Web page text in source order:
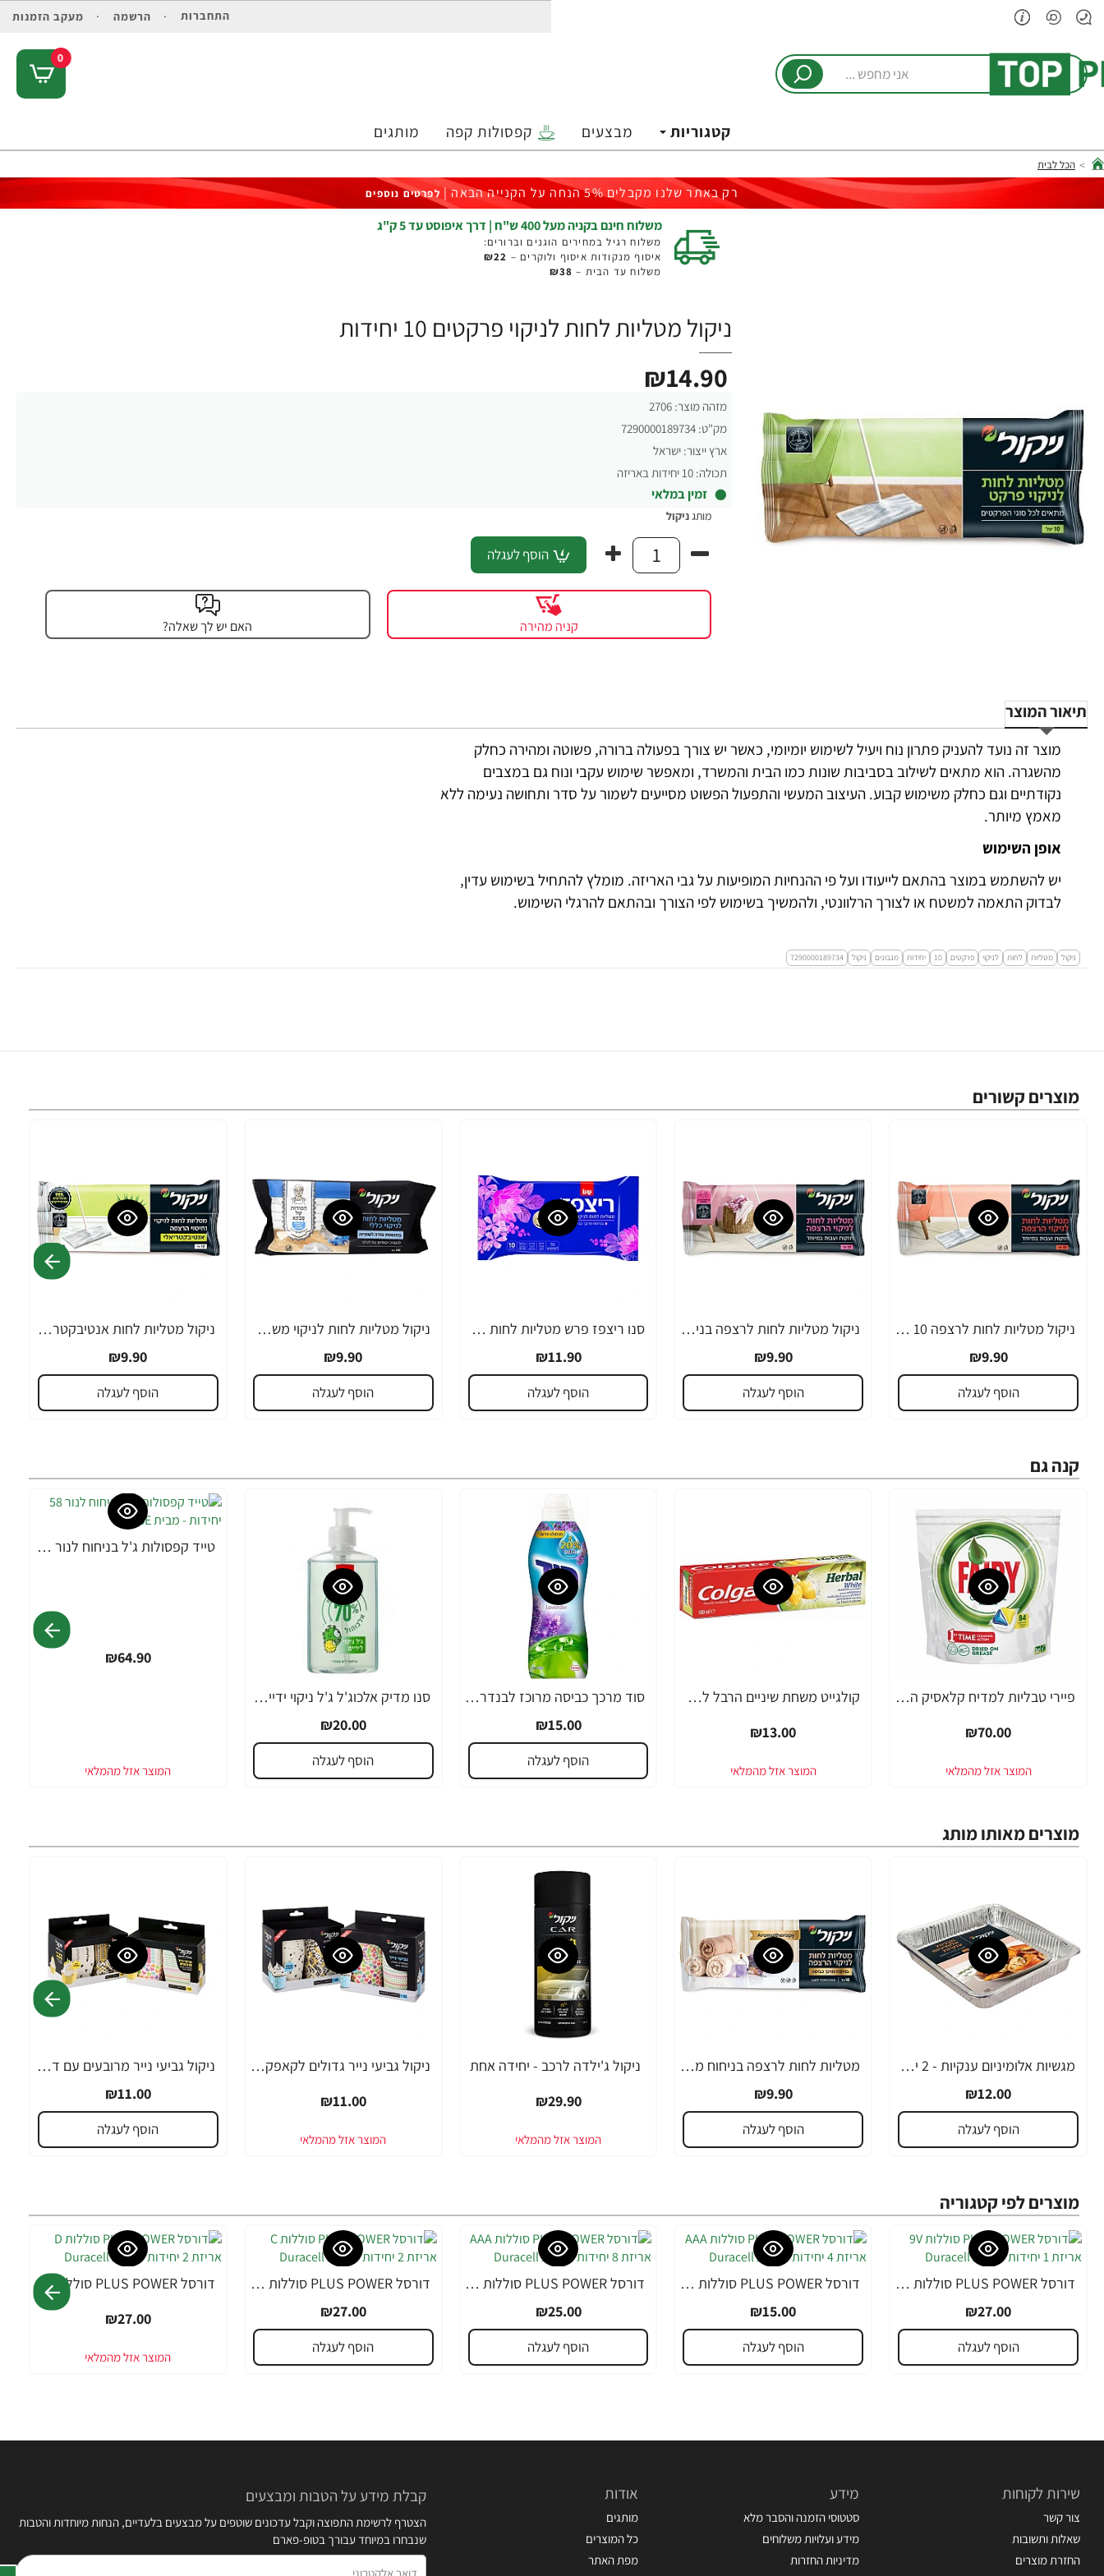
התחברות הרשמה מעקב הזמנות
מחפש
0
קטגוריות מבצעים קפסולות קפה מותגים
home
הכל לבית
רק באתר שלנו מקבלים 5% הנחה על הקנייה הבאה | לפרטים נוספים
משלוח חינם בקניה מעל 400 ש"ח | דרך איפוסט עד 5 ק"ג
משלוח רגיל במחירים הוגנים וברורים:
איסוף מנקודות איסוף ולוקרים – ₪22
משלוח עד הבית – ₪38
ניקול מטליות לחות לניקוי פרקטים 10 יחידות
מזהה מוצר: 2706
מק"ט: 7290000189734
ארץ ייצור: ישראל
תכולה: 10 יחידות באריזה
זמין במלאי
₪14.90
מותגניקול
הוסף לעגלה
קניה מהירה האם יש לך שאלה?
תיאור המוצר
מוצר זה נועד להעניק פתרון נוח ויעיל לשימוש יומיומי, כאשר יש צורך בפעולה ברורה, פשוטה ומהירה כחלק
מהשגרה. הוא מתאים לשילוב בסביבות שונות כמו הבית והמשרד, ומאפשר שימוש עקבי ונוח גם במצבים
נקודתיים וגם כחלק משימוש קבוע. העיצוב המעשי והתפעול הפשוט מסייעים לשמור על סדר ותחושה נעימה ללא
מאמץ מיותר.
אופן השימוש
יש להשתמש במוצר בהתאם לייעודו ועל פי ההנחיות המופיעות על גבי האריזה. מומלץ להתחיל בשימוש עדין,
לבדוק התאמה למשטח או לצורך הרלוונטי, ולהמשיך בשימוש לפי הצורך ובהתאם להרגלי השימוש.
ניקול מטליות לחות לניקוי פרקטים 10 יחידות מגבונים ניקול 7290000189734
מוצרים קשורים
ניקול מטליות לחות לרצפה 10 יחידות
₪9.90
הוסף לעגלה
ניקול מטליות לחות לרצפה בניחוח מרכך 10 יחידות
₪9.90
הוסף לעגלה
סנו ריצפז פרש מטליות לחות לרצפה בניחוח מרכך כביסה - 10 יחידות
₪11.90
הוסף לעגלה
ניקול מטליות לחות לניקוי משטחים בתוספת סודה לשתייה - 50 יחידות
₪9.90
הוסף לעגלה
ניקול מטליות לחות אנטיבקטריאליות לניקוי וחיטוי הרצפה 10 יחידות
₪9.90
הוסף לעגלה
קנה גם
פיירי טבליות למדיח קלאסיק הכל באחד 84 יחידות - מבית FAIRY
₪70.00
קולגייט משחת שיניים הרבל להלבנה עם צמחים 100 מ"ל - מבית Colgate
₪13.00
סוד מרכך כביסה מרוכז לבנדר 20% בושם 900 מ"ל
₪15.00
הוסף לעגלה
סנו מדיק אלכוג'ל ג'ל ניקוי ידיים 300 מ"ל
₪20.00
הוסף לעגלה
טייד קפסולות ג'ל בניחוח לנור 58 יחידות - מבית TIBE
₪64.90
מוצרים מאותו מותג
מגשיות אלומיניום ענקיות - 2 יחידות
₪12.00
הוסף לעגלה
מטליות לחות לרצפה בניחוח מרכך כביסה ארומתרפיה 10 יחידות
₪9.90
הוסף לעגלה
ניקול ג'ילדה לרכב - יחידה אחת
₪29.90
ניקול גביעי נייר גדולים לקאפקייק, מאפין ומאפה אישי - 150 יחידות
₪11.00
ניקול גביעי נייר מרובעים עם דופן מתקפלת לקאפקייק, מאפין ומאפה אישי - 22 יחידות
₪11.00
הוסף לעגלה
מוצרים לפי קטגוריה
דורסל PLUS POWER סוללות 9V אריזת 1 יחידות - מבית Duracell
₪27.00
הוסף לעגלה
דורסל PLUS POWER סוללות AAA אריזת 4 יחידות - מבית Duracell
₪15.00
הוסף לעגלה
דורסל PLUS POWER סוללות AAA אריזת 8 יחידות - מבית Duracell
₪25.00
הוסף לעגלה
דורסל PLUS POWER סוללות C אריזת 2 יחידות - מבית Duracell
₪27.00
הוסף לעגלה
דורסל PLUS POWER סוללות D אריזת 2 יחידות - מבית Duracell
₪27.00
שירות לקוחות
צור קשר
שאלות ותשובות
החזרת מוצרים
מידע
סטטוסי הזמנה והסבר מלא
מידע ועלויות משלוחים
מדיניות החזרות
אודות
מותגים
כל המוצרים
מפת האתר
קבלת מידע על הטבות ומבצעים
הצטרף לרשימת התפוצה וקבל עדכונים שוטפים על מבצעים בלעדיים, הנחות מיוחדות והטבות
שנבחרו במיוחד עבורך בטופ-פארם